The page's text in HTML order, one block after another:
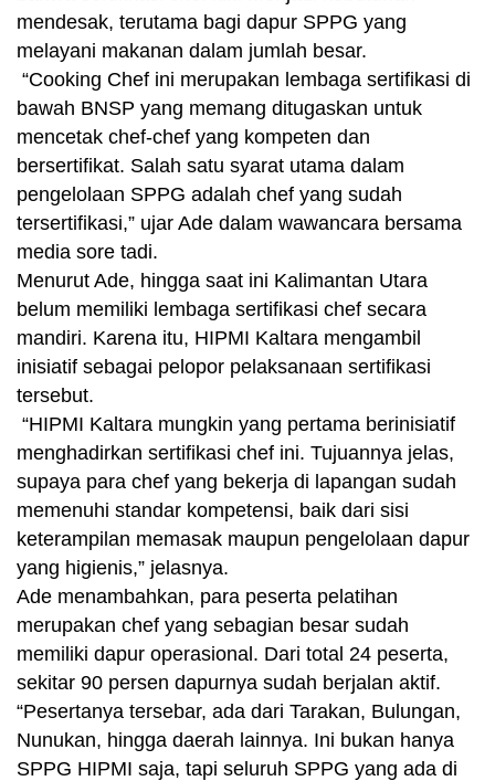
mendesak, terutama bagi dapur SPPG yang
melayani makanan dalam jumlah besar.
“Cooking Chef ini merupakan lembaga sertifikasi di
bawah BNSP yang memang ditugaskan untuk
mencetak chef-chef yang kompeten dan
bersertifikat. Salah satu syarat utama dalam
pengelolaan SPPG adalah chef yang sudah
tersertifikasi,” ujar Ade dalam wawancara bersama
media sore tadi.
Menurut Ade, hingga saat ini Kalimantan Utara
belum memiliki lembaga sertifikasi chef secara
mandiri. Karena itu, HIPMI Kaltara mengambil
inisiatif sebagai pelopor pelaksanaan sertifikasi
tersebut.
“HIPMI Kaltara mungkin yang pertama berinisiatif
menghadirkan sertifikasi chef ini. Tujuannya jelas,
supaya para chef yang bekerja di lapangan sudah
memenuhi standar kompetensi, baik dari sisi
keterampilan memasak maupun pengelolaan dapur
yang higienis,” jelasnya.
Ade menambahkan, para peserta pelatihan
merupakan chef yang sebagian besar sudah
memiliki dapur operasional. Dari total 24 peserta,
sekitar 90 persen dapurnya sudah berjalan aktif.
“Pesertanya tersebar, ada dari Tarakan, Bulungan,
Nunukan, hingga daerah lainnya. Ini bukan hanya
SPPG HIPMI saja, tapi seluruh SPPG yang ada di